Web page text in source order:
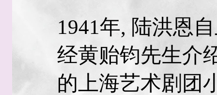
1941年, 陆洪恩
经黄贻钧先生介
的上海艺术剧团